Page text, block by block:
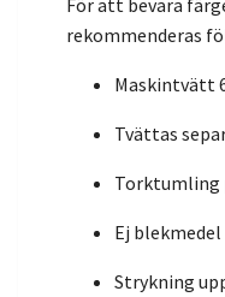
rekommenderas
Maskintvätt
Tvättas
Torktumling
Ej blekmedel
Strykning